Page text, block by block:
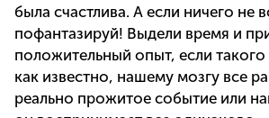
была счастлива. А если ничего не
пофантазируй! Выдели время и
положительный опыт, если
как известно, нашему мозгу все
реально прожитое событие или